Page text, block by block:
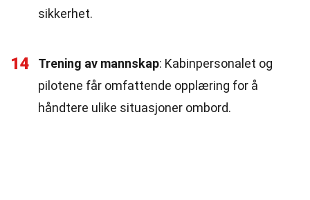
sikkerhet.
14 Trening av mannskap: Kabinpersonalet og
pilotene får omfattende opplæring for å
håndtere ulike situasjoner ombord.